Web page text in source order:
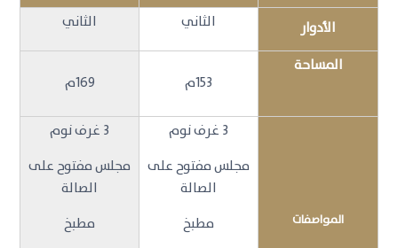
الأدوار الثاني الثاني
المساحة
153م
169م
المواصفات
3 غرف نوم
مجلس مفتوح على
الصالة
مطبخ
3 غرف نوم
مجلس مفتوح على
الصالة
مطبخ